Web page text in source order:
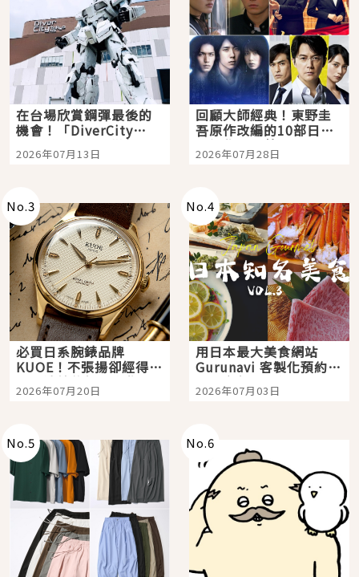
在台場欣賞鋼彈最後的
機會！「DiverCity
Tokyo Plaza」搭船、
購物、美食及夜景，一
2026年07月13日
回顧大師經典！東野圭
吾原作改編的10部日本
影視作品推薦
2026年07月28日
No.3
必買日系腕錶品牌
KUOE！不張揚卻經得起
時間洗鍊的經典之作五
選
2026年07月20日
No.4
用日本最大美食網站
Gurunavi 客製化預約九
大都市餐廳，打造專屬
美食體驗！
2026年07月03日
No.5 No.6